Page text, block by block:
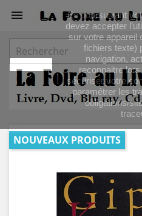
J'accepte
En poursuivant
devez accepter
sur votre appareil
fichiers texte)
navigation,
reconnaitre
sécuriser votre
paramétrer les
obligations/

NOUVEAUX PRODUITS